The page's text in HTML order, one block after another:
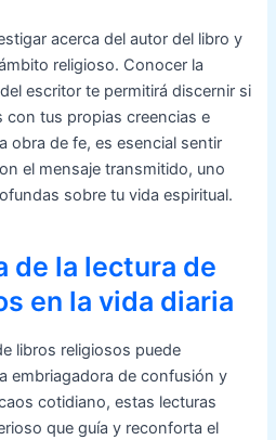
acerca del autor del libro y
religioso. Conocer la
escritor te permitirá discernir si
con tus propias creencias e
obra de fe, es esencial sentir
el mensaje transmitido, uno
sobre tu vida espiritual.
de la lectura de
en la vida diaria
libros religiosos puede
embriagadora de confusión y
cotidiano, estas lecturas
que guía y reconforta el